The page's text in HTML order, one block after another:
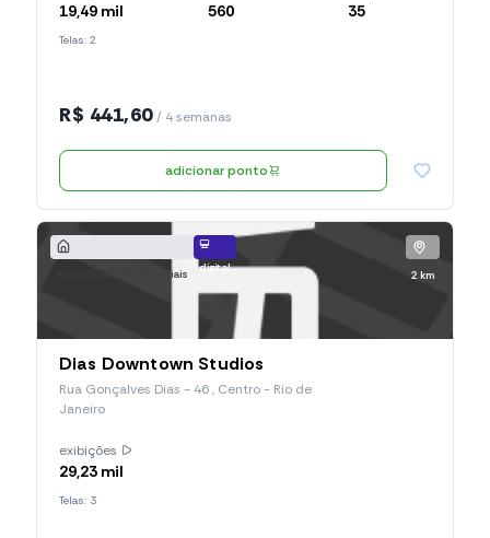
19,49 mil 560 35
Telas: 2
R$ 441,60/ 4 semanas
adicionar ponto
elevadores residenciais digital
2 km
Dias Downtown Studios
Rua Gonçalves Dias - 46 , Centro - Rio de
Janeiro
exibições
29,23 mil
Telas: 3